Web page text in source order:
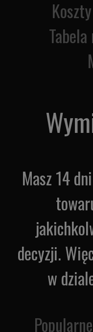
Masz 14
decyzji.
w